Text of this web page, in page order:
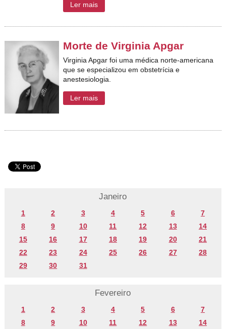
Ler mais
Morte de Virginia Apgar
Virginia Apgar foi uma médica norte-americana
que se especializou em obstetrícia e
anestesiologia.
Ler mais
Janeiro
1 2 3 4 5 6
7
8
9 10 11 12 13
14
15
16 17 18 19 20
21
22
23 24 25 26 27
28
29
30 31
Fevereiro
1 2 3 4 5 6
7
8
9 10 11 12 13
14